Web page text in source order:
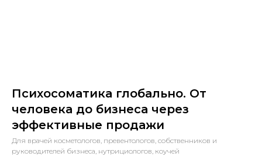
Психосоматика глобально. От
человека до бизнеса через
эффективные продажи
Для врачей косметологов, превентологов, собственников и
руководителей бизнеса, нутрициологов, коучей